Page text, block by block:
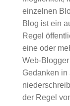
einzelnen
Blog ist ein
Regel
eine oder
Web-
Gedanken
der Regel